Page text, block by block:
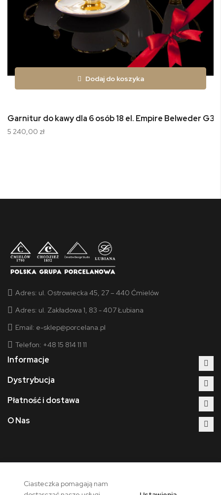
Dodaj do koszyka
Garnitur do kawy dla 6 osób 18 el. Empire Belweder
5 240,00 zł
Adres: ul. Ostrowiecka 45, 27 – 440 Ćmielów
Adres: ul. Zakładowa 1, 83 - 407 Łubiana
Email: e-sklep@porcelana.pl
Telefon: +48 15 814 11 11
Informacje
Dystrybucja
Płatność i dostawa
O Nas
Copyright © 2026 - Polska Grupa Porcelanowa. Wszelkie prawa
Ciasteczka pomagają nam